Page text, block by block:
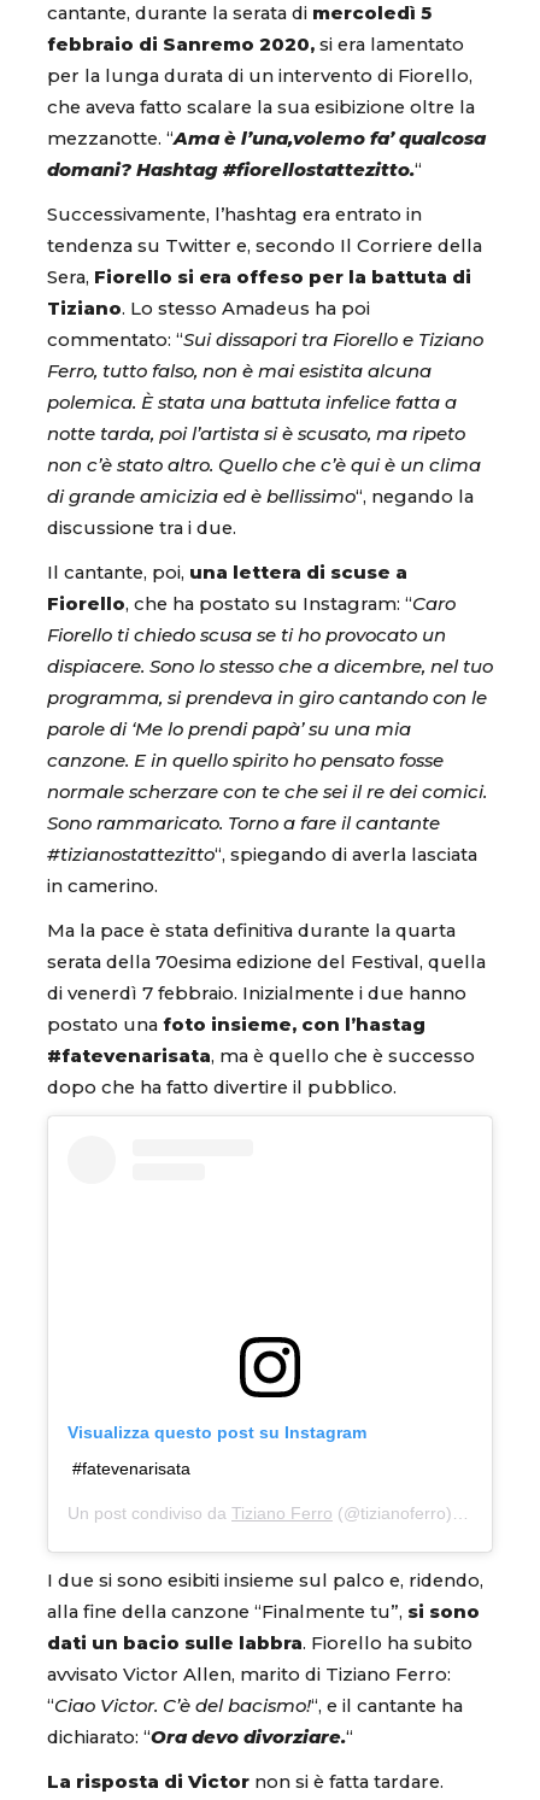
cantante, durante la serata di mercoledì 5
febbraio di Sanremo 2020, si era lamentato
per la lunga durata di un intervento di Fiorello,
che aveva fatto scalare la sua esibizione oltre la
mezzanotte. “Ama è l’una,volemo fa’ qualcosa
domani? Hashtag #fiorellostattezitto.“
Successivamente, l’hashtag era entrato in
tendenza su Twitter e, secondo Il Corriere della
Sera, Fiorello si era offeso per la battuta di
Tiziano. Lo stesso Amadeus ha poi
commentato: “Sui dissapori tra Fiorello e Tiziano
Ferro, tutto falso, non è mai esistita alcuna
polemica. È stata una battuta infelice fatta a
notte tarda, poi l’artista si è scusato, ma ripeto
non c’è stato altro. Quello che c’è qui è un clima
di grande amicizia ed è bellissimo“, negando la
discussione tra i due.
Il cantante, poi, una lettera di scuse a
Fiorello, che ha postato su Instagram: “Caro
Fiorello ti chiedo scusa se ti ho provocato un
dispiacere. Sono lo stesso che a dicembre, nel tuo
programma, si prendeva in giro cantando con le
parole di ‘Me lo prendi papà’ su una mia
canzone. E in quello spirito ho pensato fosse
normale scherzare con te che sei il re dei comici.
Sono rammaricato. Torno a fare il cantante
#tizianostattezitto“, spiegando di averla lasciata
in camerino.
Ma la pace è stata definitiva durante la quarta
serata della 70esima edizione del Festival, quella
di venerdì 7 febbraio. Inizialmente i due hanno
postato una foto insieme, con l’hastag
#fatevenarisata, ma è quello che è successo
dopo che ha fatto divertire il pubblico.
Visualizza questo post su Instagram
#fatevenarisata
Un post condiviso da Tiziano Ferro (@tizianoferro) in data:
I due si sono esibiti insieme sul palco e, ridendo,
alla fine della canzone “Finalmente tu”, si sono
dati un bacio sulle labbra. Fiorello ha subito
avvisato Victor Allen, marito di Tiziano Ferro:
“Ciao Victor. C’è del bacismo!“, e il cantante ha
dichiarato: “Ora devo divorziare.“
La risposta di Victor non si è fatta tardare.